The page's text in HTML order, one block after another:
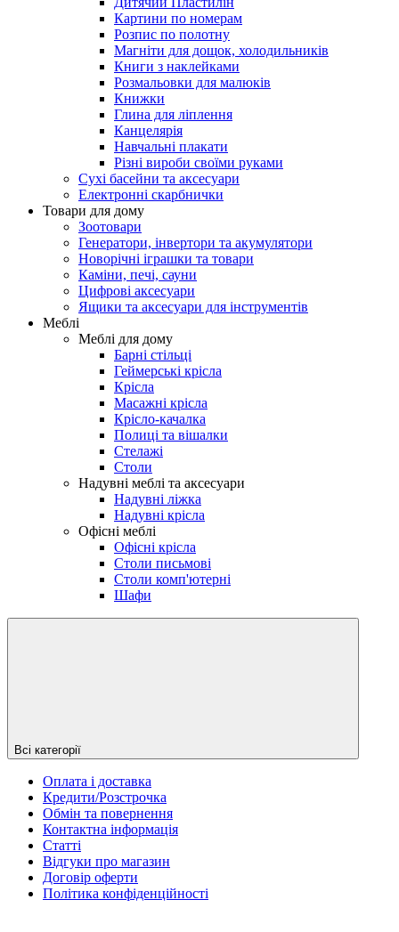
Картини по номерам
Розпис по полотну
Магніти для дощок, холодильників
Книги з наклейками
Розмальовки для малюків
Книжки
Глина для ліплення
Канцелярія
Навчальні плакати
Різні вироби своїми руками
Сухі басейни та аксесуари
Електронні скарбнички
Товари для дому
Зоотовари
Генератори, інвертори та акумулятори
Новорічні іграшки та товари
Каміни, печі, сауни
Цифрові аксесуари
Ящики та аксесуари для інструментів
Меблі
Меблі для дому
Барні стільці
Геймерські крісла
Крісла
Масажні крісла
Крісло-качалка
Полиці та вішалки
Стелажі
Столи
Надувні меблі та аксесуари
Надувні ліжка
Надувні крісла
Офісні меблі
Офісні крісла
Столи письмові
Столи комп'ютерні
Шафи
Всі категорії
Оплата і доставка
Кредити/Розстрочка
Обмін та повернення
Контактна інформація
Статті
Відгуки про магазин
Договір оферти
Політика конфіденційності